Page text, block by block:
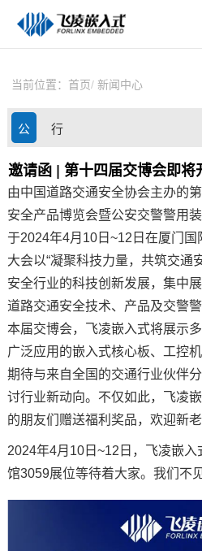
技术与支持
在线文档
方案定制
天猫商城
淘宝商城
新闻中心
技术论坛
当前位置： 首页 新闻中心
公
司
动
态
行
业
资
讯
邀请函 | 第十四届交博会即
由中国道路交通安全协会主办的
安全产品博览会暨公安交警警用
于2024年4月10日~12日在厦门
大会以“凝聚科技力量，共筑交通
安全行业的科技创新发展，集中
道路交通安全技术、产品及交警警
本届交博会， 飞凌嵌入式将展示
广泛应用的嵌入式核心板、 工控
期待与来自全国的交通行业伙伴
讨行业新动向。不仅如此， 飞凌
的朋友们赠送福利奖品，欢迎新
2024年4月10日~12日，飞凌嵌
馆3059展位等待着大家。我们不